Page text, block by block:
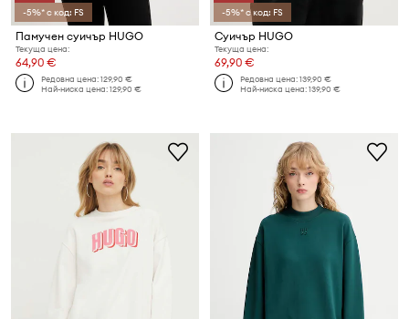
-5%* с код: FS
Памучен суичър HUGO
Текуща цена:
64,90 €
Редовна цена:129,90 €
Най-ниска цена:129,90 €
-5%* с код: FS
Суичър HUGO
Текуща цена:
69,90 €
Редовна цена:139,90 €
Най-ниска цена:139,90 €